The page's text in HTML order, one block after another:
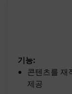
기능:
콘텐츠를 재
제공